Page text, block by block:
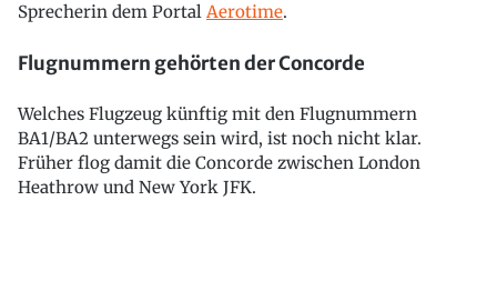
Sprecherin dem Portal Aerotime.
Flugnummern gehörten der Concorde
Welches Flugzeug künftig mit den Flugnummern
BA1/BA2 unterwegs sein wird, ist noch nicht klar.
Früher flog damit die Concorde zwischen London
Heathrow und New York JFK.